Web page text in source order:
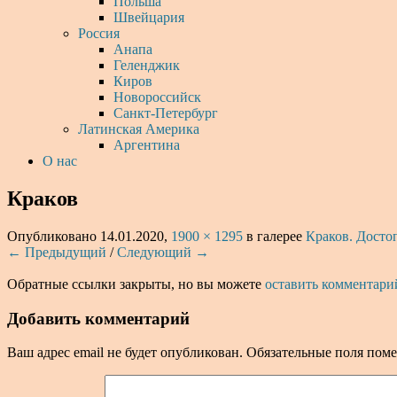
Швейцария
Россия
Анапа
Геленджик
Киров
Новороссийск
Санкт-Петербург
Латинская Америка
Аргентина
О нас
Краков
Опубликовано 14.01.2020, 1900 × 1295 в галерее Краков.
← Предыдущий /Следующий →
Обратные ссылки закрыты, но вы можете оставить
Добавить комментарий
Ваш адрес email не будет опубликован. Обязательные поля